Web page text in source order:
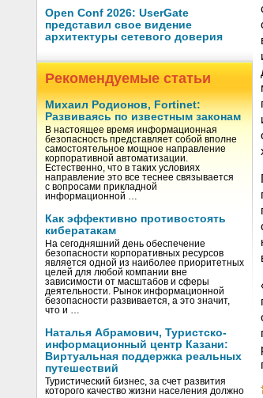
Open Conf 2026: UserGate
представил свое видение
архитектуры сетевого доверия
Рекомендуемые статьи
Михаил Родионов, Fortinet:
Развиваясь по известным законам
В настоящее время информационная
безопасность представляет собой вполне
самостоятельное мощное направление
корпоративной автоматизации.
Естественно, что в таких условиях
направление это все теснее связывается
с вопросами прикладной
информационной …
Как эффективно противостоять
кибератакам
На сегодняшний день обеспечение
безопасности корпоративных ресурсов
является одной из наиболее приоритетных
целей для любой компании вне
зависимости от масштабов и сферы
деятельности. Рынок информационной
безопасности развивается, а это значит,
что и …
Наталья Абрамович, Туристско-
информационный центр Казани:
Виртуальная поддержка реальных
путешествий
Туристический бизнес, за счет развития
которого качество жизни населения должно